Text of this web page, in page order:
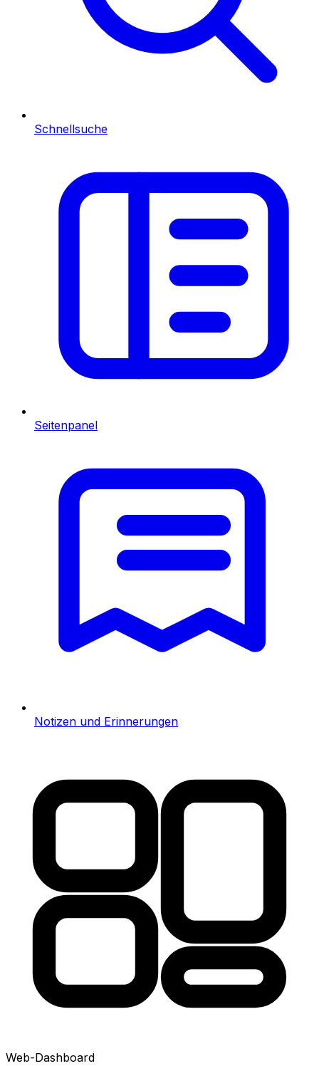
Schnellsuche
Seitenpanel
Notizen und Erinnerungen
Web-Dashboard